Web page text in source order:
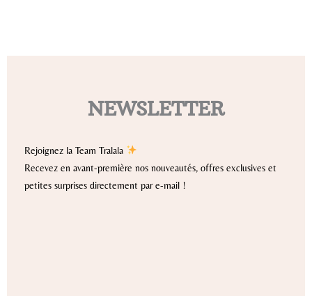
NEWSLETTER
Rejoignez la Team Tralala
Recevez en avant-première nos nouveautés, offres exclusives et
petites surprises directement par e-mail !